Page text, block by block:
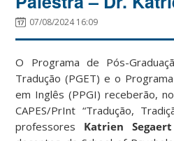
07/08/2024 16:09
O Programa de Pós-
Tradução (PGET) e o
em Inglês (PPGI) receberão,
CAPES/PrInt “Tradução,
professores Katrien